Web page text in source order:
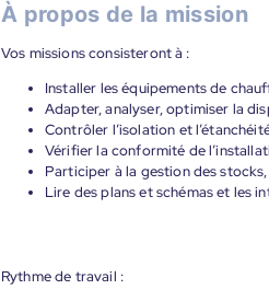
À propos de la mission
Vos missions consisteront à :
Installer les équipements de
Adapter, analyser, optimiser la
Contrôler l’isolation et
Vérifier la conformité de
Participer à la gestion des
Lire des plans et schémas et les
Rythme de travail :